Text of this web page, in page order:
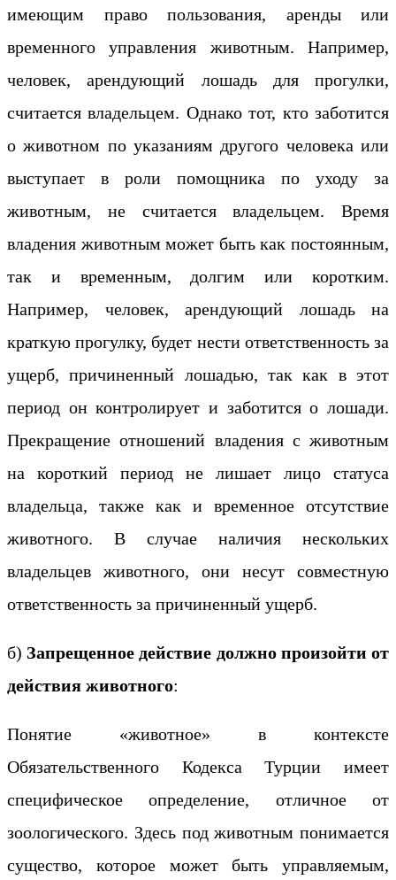
имеющим право пользования, аренды или
временного управления животным. Например,
человек, арендующий лошадь для прогулки,
считается владельцем. Однако тот, кто заботится
о животном по указаниям другого человека или
выступает в роли помощника по уходу за
животным, не считается владельцем. Время
владения животным может быть как постоянным,
так и временным, долгим или коротким.
Например, человек, арендующий лошадь на
краткую прогулку, будет нести ответственность за
ущерб, причиненный лошадью, так как в этот
период он контролирует и заботится о лошади.
Прекращение отношений владения с животным
на короткий период не лишает лицо статуса
владельца, также как и временное отсутствие
животного. В случае наличия нескольких
владельцев животного, они несут совместную
ответственность за причиненный ущерб.
б) Запрещенное действие должно произойти от
действия животного:
Понятие «животное» в контексте
Обязательственного Кодекса Турции имеет
специфическое определение, отличное от
зоологического. Здесь под животным понимается
существо, которое может быть управляемым,